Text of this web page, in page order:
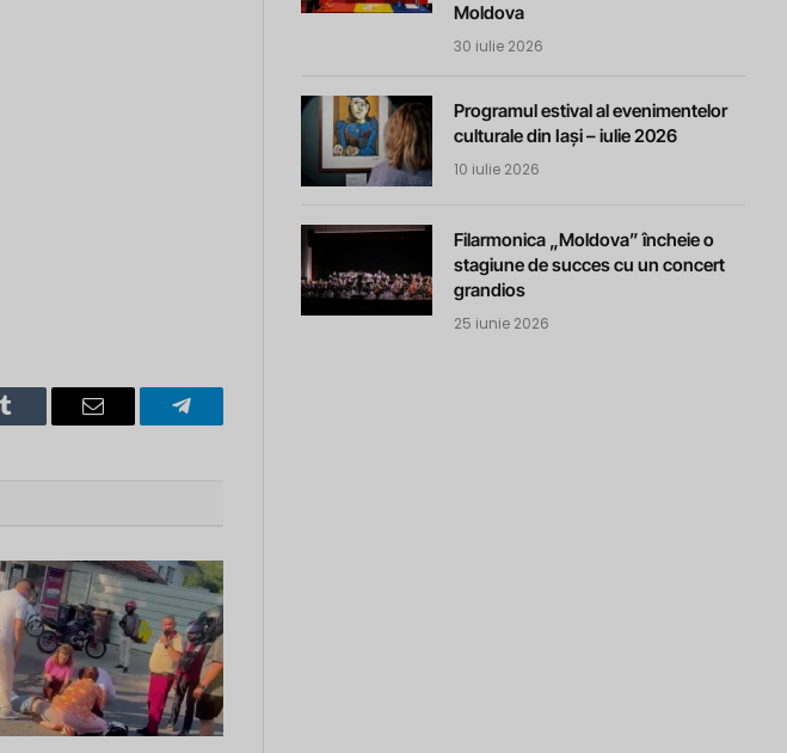
Tumblr Email Telegram
Moldova
30 iulie 2026
Programul estival al evenimentelor
culturale din Iași – iulie 2026
10 iulie 2026
Filarmonica „Moldova” încheie o
stagiune de succes cu un concert
grandios
25 iunie 2026